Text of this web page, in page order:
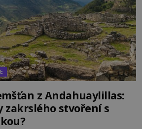
z Andahuaylillas:
zakrslého stvoření s